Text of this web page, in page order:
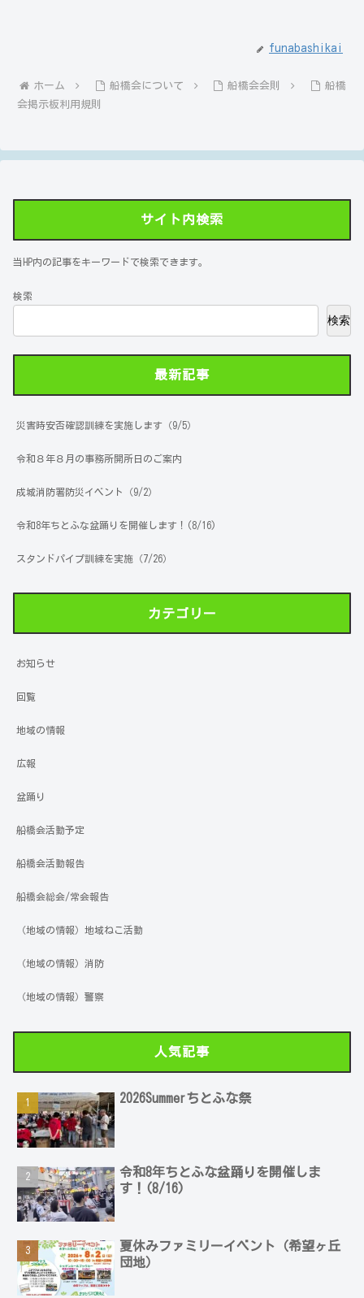
funabashikai
ホーム 船橋会について 船橋会会則
船橋
会掲示板利用規則
サイト内検索
当HP内の記事をキーワードで検索できます。
検索
検索
最新記事
災害時安否確認訓練を実施します（9/5）
令和８年８月の事務所開所日のご案内
成城消防署防災イベント（9/2）
令和8年ちとふな盆踊りを開催します！(8/16)
スタンドパイプ訓練を実施（7/26）
カテゴリー
お知らせ
回覧
地域の情報
広報
盆踊り
船橋会活動予定
船橋会活動報告
船橋会総会/常会報告
（地域の情報）地域ねこ活動
（地域の情報）消防
（地域の情報）警察
人気記事
2026Summerちとふな祭
令和8年ちとふな盆踊りを開催しま
す！(8/16)
夏休みファミリーイベント（希望ヶ丘
団地）